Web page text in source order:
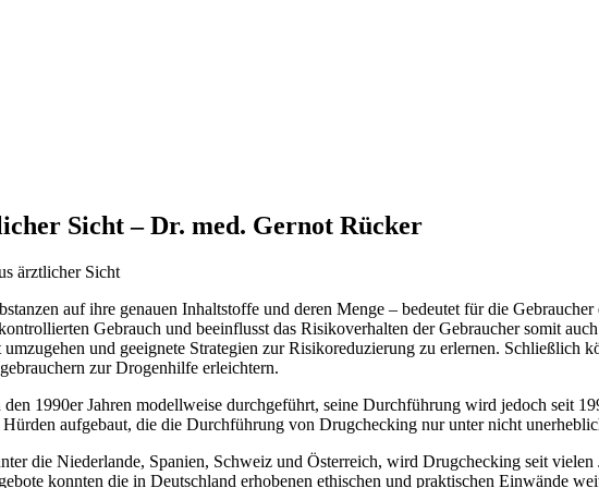
Sicht – Dr. med. Gernot Rücker
ärztlicher Sicht
auf ihre genauen Inhaltstoffe und deren Menge – bedeutet für die
Gebrauch und beeinflusst das Risikoverhalten der Gebraucher somit
und geeignete Strategien zur Risikoreduzierung zu erlernen. Schließlich
zur Drogenhilfe erleichtern.
1990er Jahren modellweise durchgeführt, seine Durchführung wird jedoch seit
aufgebaut, die die Durchführung von Drugchecking nur unter nicht
die Niederlande, Spanien, Schweiz und Österreich, wird Drugchecking seit
konnten die in Deutschland erhobenen ethischen und praktischen Einwände